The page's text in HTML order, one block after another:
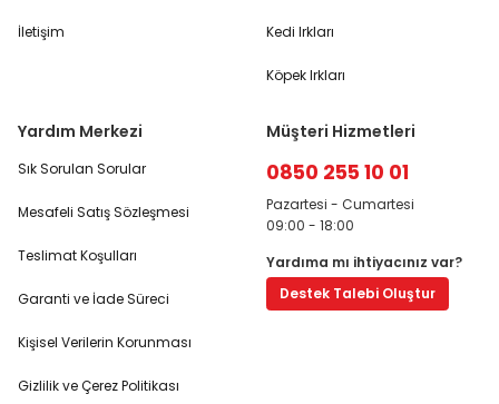
İletişim Kedi Irkları
Köpek Irkları
Yardım Merkezi
Sık Sorulan Sorular
Mesafeli Satış Sözleşmesi
Teslimat Koşulları
Garanti ve İade Süreci
Kişisel Verilerin Korunması
Gizlilik ve Çerez Politikası
Müşteri Hizmetleri
0850 255 10 01
Pazartesi - Cumartesi
09:00 - 18:00
Yardıma mı ihtiyacınız var?
Destek Talebi Oluştur